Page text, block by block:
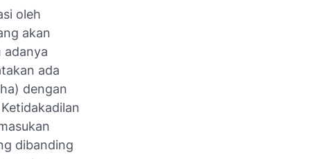
oleh
akan
adanya
ada
dengan
dibanding